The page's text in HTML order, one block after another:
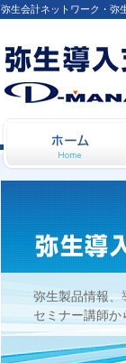
弥生給与は
弥生会計ネットワーク・弥
弥生製品情報、
セミナー講師